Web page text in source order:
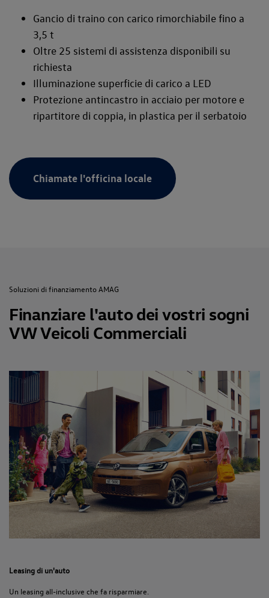
Gancio di traino con carico rimorchiabile fino a
3,5 t
Oltre 25 sistemi di assistenza disponibili su
richiesta
Illuminazione superficie di carico a LED
Protezione antincastro in acciaio per motore e
ripartitore di coppia, in plastica per il serbatoio
Chiamate l'officina locale
Soluzioni di finanziamento AMAG
Finanziare l'auto dei vostri sogni
VW Veicoli Commerciali
Leasing di un'auto
Un leasing all-inclusive che fa risparmiare.